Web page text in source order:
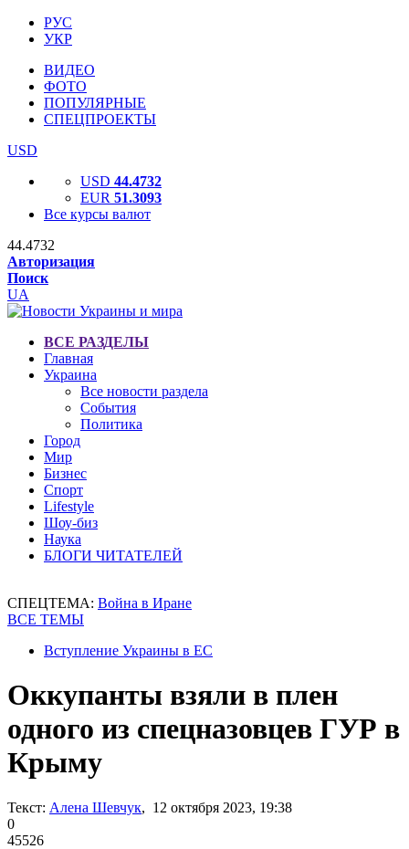
РУС
УКР
ВИДЕО
ФОТО
ПОПУЛЯРНЫЕ
СПЕЦПРОЕКТЫ
USD
USD 44.4732
EUR 51.3093
Все курсы валют
44.4732
Авторизация
Поиск
UA
ВСЕ РАЗДЕЛЫ
Главная
Украина
Все новости раздела
События
Политика
Город
Мир
Бизнес
Спорт
Lifestyle
Шоу-биз
Наука
БЛОГИ ЧИТАТЕЛЕЙ
СПЕЦТЕМА: Война в Иране
ВСЕ ТЕМЫ
Вступление Украины в ЕС
Оккупанты взяли в плен
одного из спецназовцев ГУР в
Крыму
Текст: Алена Шевчук, 12 октября 2023, 19:38
0
45526